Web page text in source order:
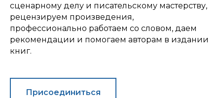
сценарному делу и писательскому мастерству,
рецензируем произведения,
профессионально работаем со словом, даем
рекомендации и помогаем авторам в издании
книг.
Присоединиться